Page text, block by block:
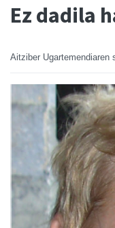
Ez dadila
Aitziber Ugartemendiaren